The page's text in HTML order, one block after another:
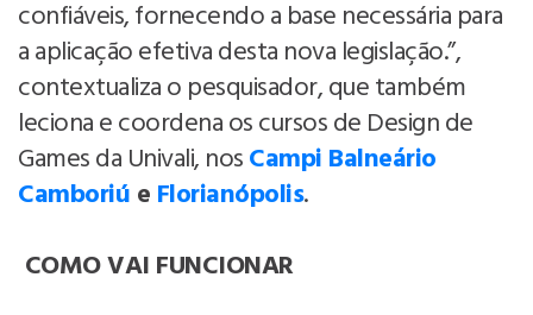
confiáveis, fornecendo a base necessária para
a aplicação efetiva desta nova legislação.”,
contextualiza o pesquisador, que também
leciona e coordena os cursos de Design de
Games da Univali, nosCampi Balneário
Camboriú e Florianópolis.
COMO VAI FUNCIONAR